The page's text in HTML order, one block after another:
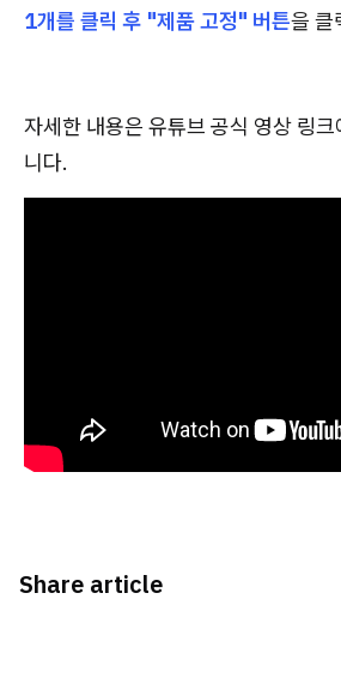
1개를 클릭 후 "제품 고정" 버튼을 클
자세한 내용은 유튜브 공식 영상 링
니다.
Share article